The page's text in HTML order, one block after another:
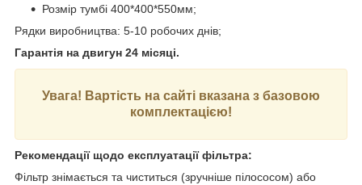
Розмір тумбі 400*400*550мм;
Рядки виробництва: 5-10 робочих днів;
Гарантія на двигун 24 місяці.
Увага! Вартість на сайті вказана з базовою
комплектацією!
Рекомендації щодо експлуатації фільтра:
Фільтр знімається та чиститься (зручніше пілососом) або